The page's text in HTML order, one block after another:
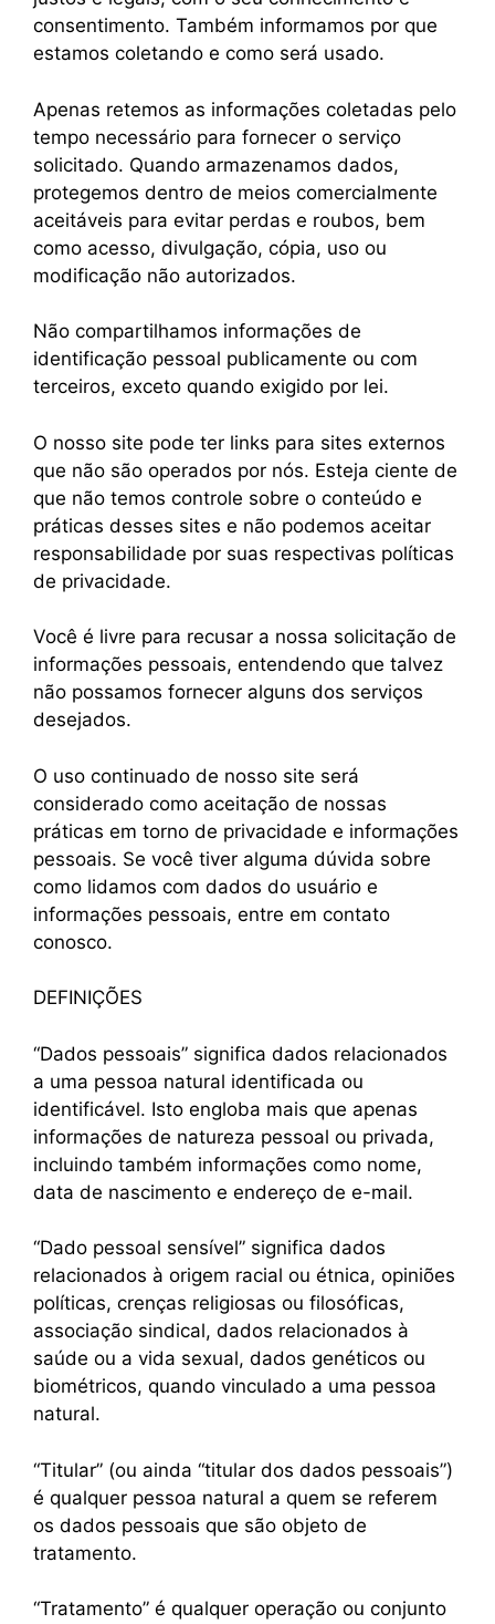
consentimento. Também informamos por que
estamos coletando e como será usado.
Apenas retemos as informações coletadas pelo
tempo necessário para fornecer o serviço
solicitado. Quando armazenamos dados,
protegemos dentro de meios comercialmente
aceitáveis ​​para evitar perdas e roubos, bem
como acesso, divulgação, cópia, uso ou
modificação não autorizados.
Não compartilhamos informações de
identificação pessoal publicamente ou com
terceiros, exceto quando exigido por lei.
O nosso site pode ter links para sites externos
que não são operados por nós. Esteja ciente de
que não temos controle sobre o conteúdo e
práticas desses sites e não podemos aceitar
responsabilidade por suas respectivas políticas
de privacidade.
Você é livre para recusar a nossa solicitação de
informações pessoais, entendendo que talvez
não possamos fornecer alguns dos serviços
desejados.
O uso continuado de nosso site será
considerado como aceitação de nossas
práticas em torno de privacidade e informações
pessoais. Se você tiver alguma dúvida sobre
como lidamos com dados do usuário e
informações pessoais, entre em contato
conosco.
DEFINIÇÕES
“Dados pessoais” significa dados relacionados
a uma pessoa natural identificada ou
identificável. Isto engloba mais que apenas
informações de natureza pessoal ou privada,
incluindo também informações como nome,
data de nascimento e endereço de e-mail.
“Dado pessoal sensível” significa dados
relacionados à origem racial ou étnica, opiniões
políticas, crenças religiosas ou filosóficas,
associação sindical, dados relacionados à
saúde ou a vida sexual, dados genéticos ou
biométricos, quando vinculado a uma pessoa
natural.
“Titular” (ou ainda “titular dos dados pessoais”)
é qualquer pessoa natural a quem se referem
os dados pessoais que são objeto de
tratamento.
“Tratamento” é qualquer operação ou conjunto